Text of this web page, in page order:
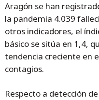
Aragón se han
la pandemia 4.039
otros indicadores, el
básico se sitúa en 1,4,
tendencia creciente en
contagios.
Respecto a detección